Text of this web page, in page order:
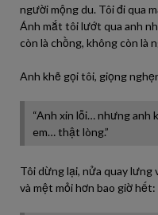
người mộng du. Tôi đi qua
Ánh mắt tôi lướt qua anh
còn là chồng, không còn là
Anh khẽ gọi tôi, giọng
“Anh xin lỗi… nhưng anh
em… thật lòng.”
Tôi dừng lại, nửa quay lưng
và mệt mỏi hơn bao giờ hết: